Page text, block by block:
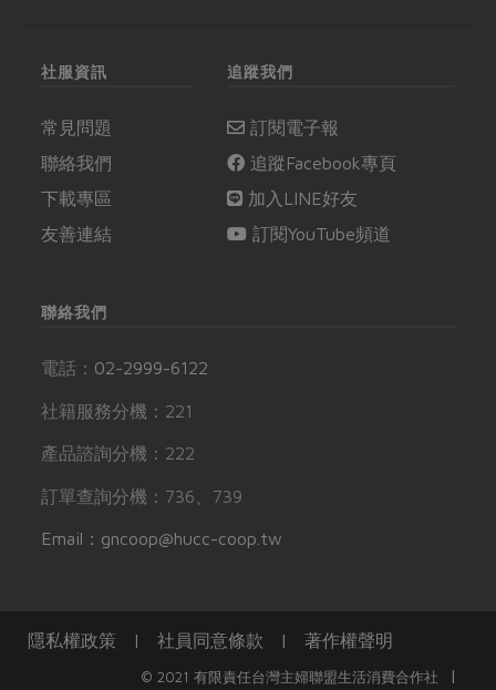
社服資訊
常見問題
聯絡我們
下載專區
友善連結
追蹤我們
訂閱電子報
追蹤Facebook專頁
加入LINE好友
訂閱YouTube頻道
聯絡我們
電話： 02-2999-6122
社籍服務分機：221
產品諮詢分機：222
訂單查詢分機：736、739
Email：gncoop@hucc-coop.tw
隱私權政策 | 社員同意條款 | 著作權聲明
© 2021 有限責任台灣主婦聯盟生活消費合作社 |